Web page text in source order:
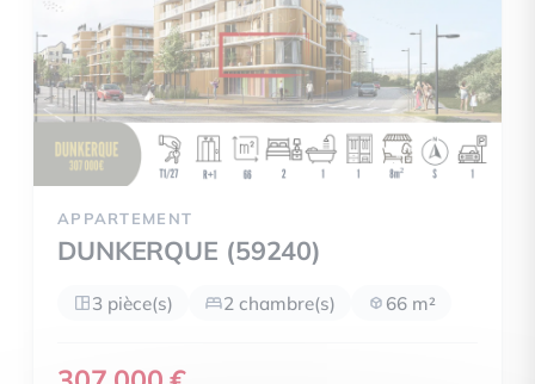
APPARTEMENT
DUNKERQUE (59240)
3 pièce(s) 2 chambre(s) 66 m²